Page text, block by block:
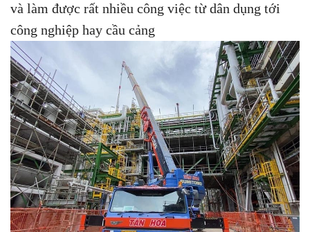
và làm được rất nhiều công việc từ dân dụng tới
công nghiệp hay cầu cảng